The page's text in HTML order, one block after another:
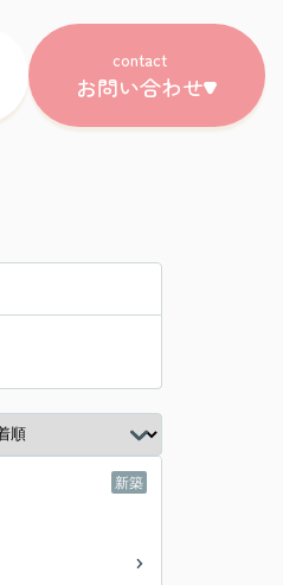
contact
お問い合わせ
新築